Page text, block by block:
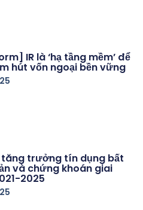
IR là ‘hạ tầng mềm’ để
hút vốn ngoại bền vững
tăng trưởng tín dụng bất
và chứng khoán giai
2025